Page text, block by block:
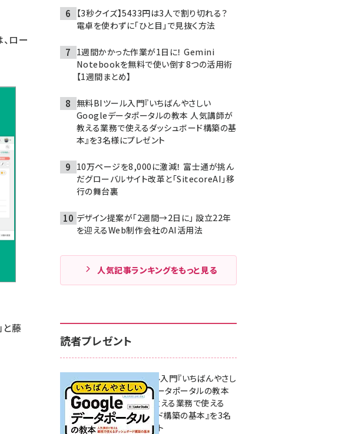
ロー
と藤
【3秒クイズ】5433円は3人で割り切れる？
電卓を使わずに「ひと目」で見抜く方法
1週間かかった作業が1日に！ Gemini
Notebookを無料で使い倒す8つの活用術
【1週間まとめ】
無料BIツール入門『いちばんやさしい
Googleデータポータルの教本 人気講師が
教える業務で使えるダッシュボード構築の基
本』を3名様にプレゼント
10万ページを8,000に激減！ 富士通が挑ん
だグローバルサイト改革と「SitecoreAI」移
行の舞台裏
デザイン提案が「2週間→2日に」 設立22年
を迎えるWeb制作会社のAI活用法
人気記事ランキングをもっと見る
読者プレゼント
無料BIツール入門『いちばんやさし
いGoogleデータポータルの教本
人気講師が教える業務で使える
ダッシュボード構築の基本』を3名
様にプレゼント